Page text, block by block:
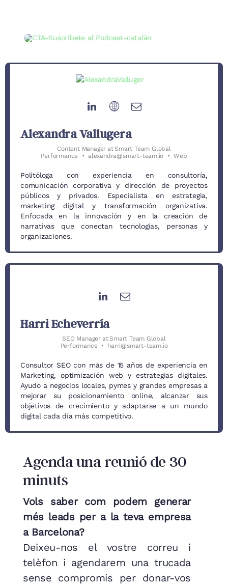
Alexandra Vallugera
Content Manager atSmart Team Global
Performance
• alexandra@smart-team.io • Web
Politóloga con experiencia en consultoría,
comunicación corporativa y dirección de proyectos
públicos y privados. Especialista en estrategia,
marketing digital y transformación organizativa.
Enfocada en la innovación y en la creación de
narrativas que conectan tecnologías, personas y
organizaciones.
Harri Echeverría
SEO Manager atSmart Team Global
Performance
• harri@smart-team.io
Consultor SEO con más de 15 años de experiencia en
Marketing, optimización web y estrategias digitales.
Ayudo a negocios locales, pymes y grandes empresas a
mejorar su posicionamiento online, alcanzar sus
objetivos de crecimiento y adaptarse a un mundo
digital cada día más competitivo.
Agenda una reunió de 30
minuts
Vols saber com podem generar
més leads per a la teva empresa
a Barcelona?
Deixeu-nos el vostre correu i
telèfon i agendarem una trucada
sense compromís per donar-vos